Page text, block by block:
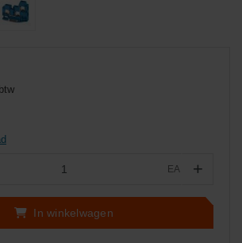
EA +
In winkelwagen